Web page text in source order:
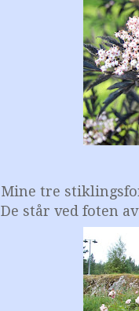
Mine tre
De står ved foten